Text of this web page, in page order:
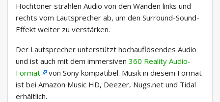
Hochtöner strahlen Audio von den Wänden links und
rechts vom Lautsprecher ab, um den Surround-Sound-
Effekt weiter zu verstärken.
Der Lautsprecher unterstützt hochauflösendes Audio
und ist auch mit dem immersiven 360 Reality Audio-
Format
von Sony kompatibel. Musik in diesem Format
ist bei Amazon Music HD, Deezer, Nugs.net und Tidal
erhältlich.